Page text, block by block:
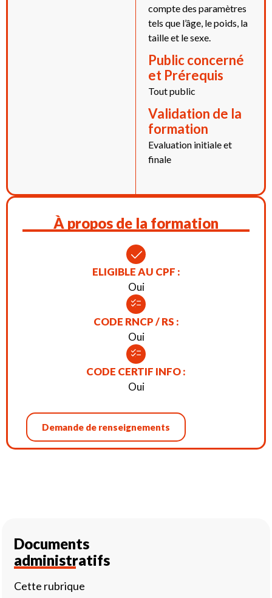
compte des paramètres
tels que l’âge, le poids, la
taille et le sexe.
Public concerné
et Prérequis
Tout public
Validation de la
formation
Evaluation initiale et
finale
À propos de la formation
ELIGIBLE AU CPF :
Oui
CODE RNCP / RS :
Oui
CODE CERTIF INFO :
Oui
Demande de renseignements
Documents
administratifs
Cette rubrique